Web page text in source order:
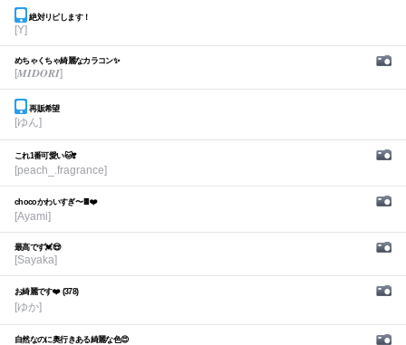
絶対リピします！
[Y]
めちゃくちゃ綺麗なカラコン✨
[𝑴𝑰𝑫𝑶𝑹𝑰]
再販希望
[ゆん]
これ1番可愛い🐱❣️
[peach_.fragrance]
chocoかわいすぎ〜🍫❤️
[Ayami]
最高です💓😍
[Sayaka]
お綺麗です❤️ (378)
[ゆか]
自然なのに奥行きある綺麗な色😍